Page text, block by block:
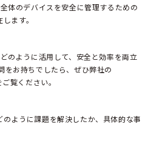
体のデバイスを安全に管理するための
ます。
のように活用して、安全と効率を両立
をお持ちでしたら、ぜひ弊社の
覧ください。
ように課題を解決したか、具体的な事